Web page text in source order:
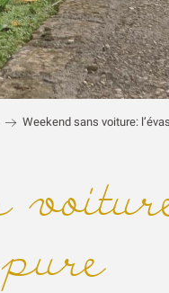
Weekend sans voiture: